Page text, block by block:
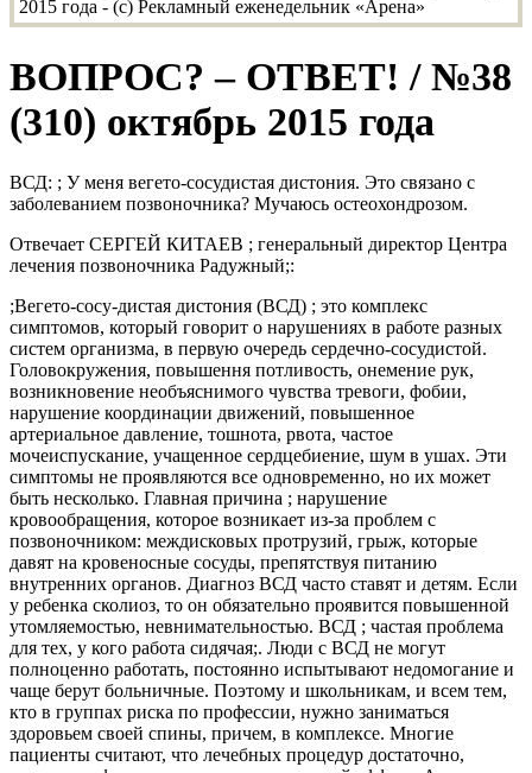
ВОПРОС? – ОТВЕТ! / №38
(310) октябрь 2015 года
ВСД: ; У меня вегето-сосудистая дистония. Это связано с
заболеванием позвоночника? Мучаюсь остеохондрозом.
Отвечает CЕРГЕЙ КИТАЕВ ; генеральный директор Центра
лечения позвоночника Радужный;:
;Вегето-сосу-дистая дистония (ВСД) ; это комплекс
симптомов, который говорит о нарушениях в работе разных
систем организма, в первую очередь сердечно-сосудистой.
Головокружения, повышення потливость, онемение рук,
возникновение необъяснимого чувства тревоги, фобии,
нарушение координации движений, повышенное
артериальное давление, тошнота, рвота, частое
мочеиспускание, учащенное сердцебиение, шум в ушах. Эти
симптомы не проявляются все одновременно, но их может
быть несколько. Главная причина ; нарушение
кровообращения, которое возникает из-за проблем с
позвоночником: междисковых протрузий, грыж, которые
давят на кровеносные сосуды, препятствуя питанию
внутренних органов. Диагноз ВСД часто ставят и детям. Если
у ребенка сколиоз, то он обязательно проявится повышенной
утомляемостью, невнимательностью. ВСД ; частая проблема
для тех, у кого работа сидячая;. Люди с ВСД не могут
полноценно работать, постоянно испытывают недомогание и
чаще берут больничные. Поэтому и школьникам, и всем тем,
кто в группах риска по профессии, нужно заниматься
здоровьем своей спины, причем, в комплексе. Многие
пациенты считают, что лечебных процедур достаточно,